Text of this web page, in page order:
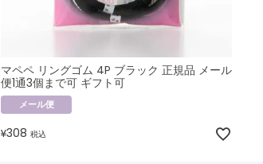
マペペ リングゴム 4P ブラック 正規品 メール
便1通3個まで可 ギフト可
メール便
¥308 税込